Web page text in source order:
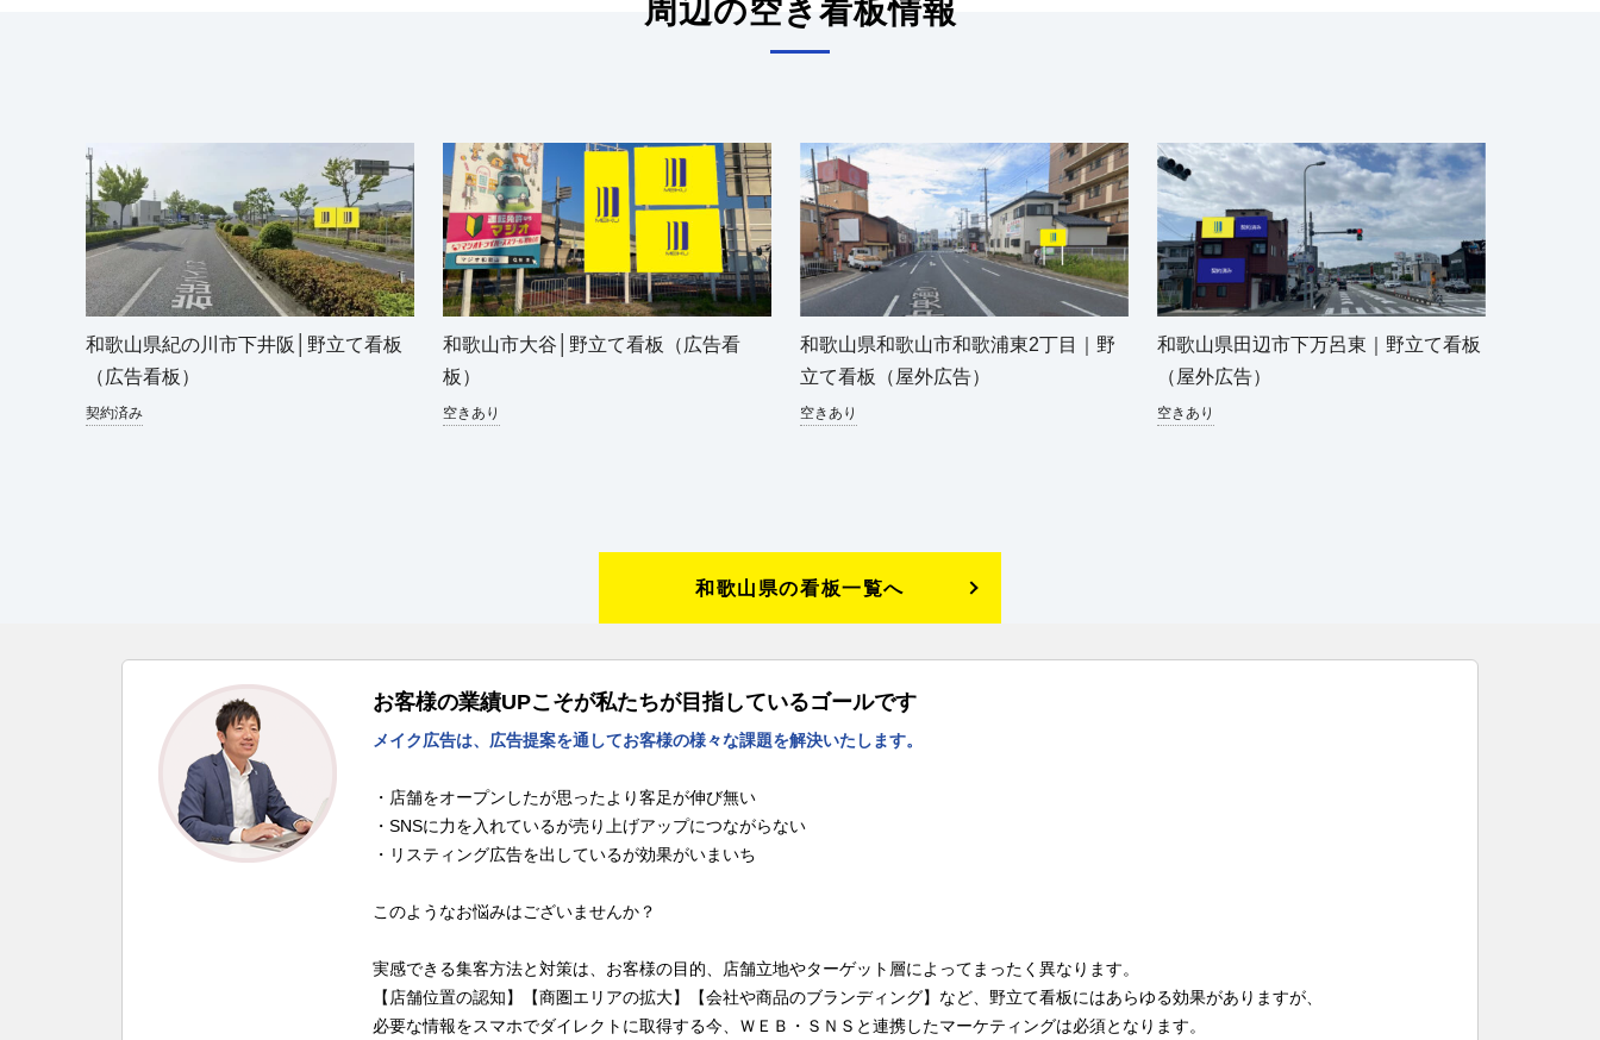
周辺の空き看板情報
和歌山県紀の川市下井阪│野立て看板
（広告看板）
契約済み
和歌山市大谷│野立て看板（広告看
板）
空きあり
和歌山県和歌山市和歌浦東2丁目｜野
立て看板（屋外広告）
空きあり
和歌山県田辺市下万呂東｜野立て看板
（屋外広告）
空きあり
和歌山県の看板一覧へ
お客様の業績UPこそが私たちが目指しているゴールです
メイク広告は、広告提案を通してお客様の様々な課題を解決いたします。
・店舗をオープンしたが思ったより客足が伸び無い
・SNSに力を入れているが売り上げアップにつながらない
・リスティング広告を出しているが効果がいまいち
このようなお悩みはございませんか？
実感できる集客方法と対策は、お客様の目的、店舗立地やターゲット層によってまったく異なります。
【店舗位置の認知】【商圏エリアの拡大】【会社や商品のブランディング】など、野立て看板にはあらゆる効果がありますが、
必要な情報をスマホでダイレクトに取得する今、ＷＥＢ・ＳＮＳと連携したマーケティングは必須となります。